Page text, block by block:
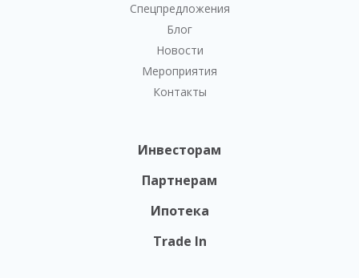
Спецпредложения
Блог
Новости
Мероприятия
Контакты
Инвесторам
Партнерам
Ипотека
Trade In